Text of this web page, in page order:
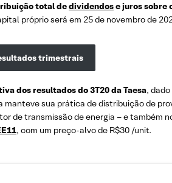
total dedividendose juros sobre
próprio será em 25 de novembro de
trimestrais
dos resultados do 3T20 da Taesa,
manteve sua prática de distribuição de
de transmissão de energia – e também
, com um preço-alvo de R$30 /unit.